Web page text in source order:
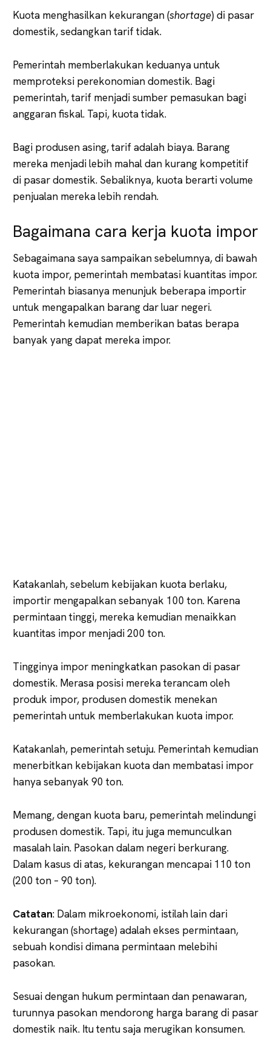
Kuota menghasilkan kekurangan (shortage) di pasar
domestik, sedangkan tarif tidak.
Pemerintah memberlakukan keduanya untuk
memproteksi perekonomian domestik. Bagi
pemerintah, tarif menjadi sumber pemasukan bagi
anggaran fiskal. Tapi, kuota tidak.
Bagi produsen asing, tarif adalah biaya. Barang
mereka menjadi lebih mahal dan kurang kompetitif
di pasar domestik. Sebaliknya, kuota berarti volume
penjualan mereka lebih rendah.
Bagaimana cara kerja kuota impor
Sebagaimana saya sampaikan sebelumnya, di bawah
kuota impor, pemerintah membatasi kuantitas impor.
Pemerintah biasanya menunjuk beberapa importir
untuk mengapalkan barang dar luar negeri.
Pemerintah kemudian memberikan batas berapa
banyak yang dapat mereka impor.
Katakanlah, sebelum kebijakan kuota berlaku,
importir mengapalkan sebanyak 100 ton. Karena
permintaan tinggi, mereka kemudian menaikkan
kuantitas impor menjadi 200 ton.
Tingginya impor meningkatkan pasokan di pasar
domestik. Merasa posisi mereka terancam oleh
produk impor, produsen domestik menekan
pemerintah untuk memberlakukan kuota impor.
Katakanlah, pemerintah setuju. Pemerintah kemudian
menerbitkan kebijakan kuota dan membatasi impor
hanya sebanyak 90 ton.
Memang, dengan kuota baru, pemerintah melindungi
produsen domestik. Tapi, itu juga memunculkan
masalah lain. Pasokan dalam negeri berkurang.
Dalam kasus di atas, kekurangan mencapai 110 ton
(200 ton – 90 ton).
Catatan: Dalam mikroekonomi, istilah lain dari
kekurangan (shortage) adalah ekses permintaan,
sebuah kondisi dimana permintaan melebihi
pasokan.
Sesuai dengan hukum permintaan dan penawaran,
turunnya pasokan mendorong harga barang di pasar
domestik naik. Itu tentu saja merugikan konsumen.